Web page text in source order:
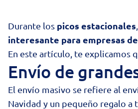
Durante los picos estacionales
interesante para empresas
En este artículo, te explicamos
Envío de
El envío masivo se refiere al
Navidad y un pequeño regalo a